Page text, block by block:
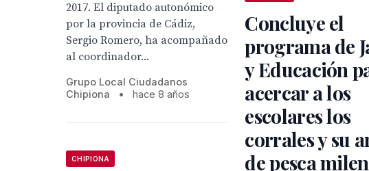
2017. El diputado autonómico
por la provincia de Cádiz,
Sergio Romero, ha acompañado
al coordinador...
Grupo Local Ciudadanos
Chipiona
• hace 8 años
Concluye el
programa de
y Educación
acercar a los
escolares los
corrales y su
de pesca
CHIPIONA